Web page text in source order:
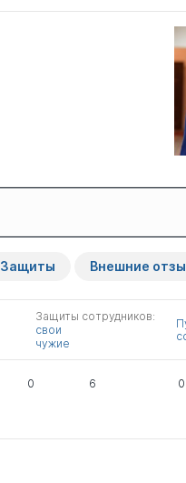
сотрудников
0
Защиты Внешние
Защиты сотрудников:
свои
чужие
0 6 0